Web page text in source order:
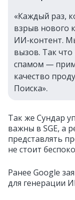
«Каждый раз,
взрыв нового
ИИ‑контент.
вызов. Так
спамом —
качество
Поиска».
Так же Сундар
важны в SGE, а р
представлять
не стоит
Ранее Google
для генерации